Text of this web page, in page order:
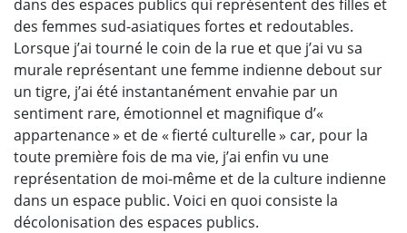
dans des espaces publics qui représentent des filles et
des femmes sud-asiatiques fortes et redoutables.
Lorsque j’ai tourné le coin de la rue et que j’ai vu sa
murale représentant une femme indienne debout sur
un tigre, j’ai été instantanément envahie par un
sentiment rare, émotionnel et magnifique d’«
appartenance » et de « fierté culturelle » car, pour la
toute première fois de ma vie, j’ai enfin vu une
représentation de moi-même et de la culture indienne
dans un espace public. Voici en quoi consiste la
décolonisation des espaces publics.